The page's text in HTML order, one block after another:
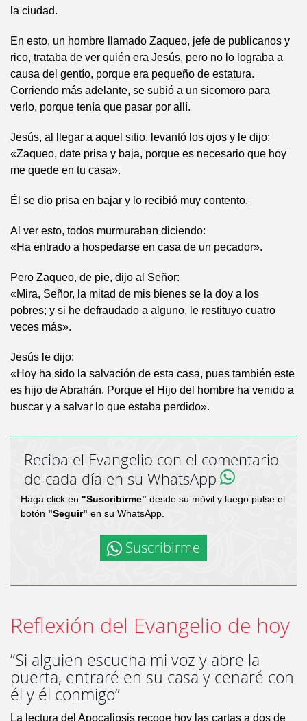
la ciudad.
En esto, un hombre llamado Zaqueo, jefe de publicanos y
rico, trataba de ver quién era Jesús, pero no lo lograba a
causa del gentío, porque era pequeño de estatura.
Corriendo más adelante, se subió a un sicomoro para
verlo, porque tenía que pasar por allí.
Jesús, al llegar a aquel sitio, levantó los ojos y le dijo:
«Zaqueo, date prisa y baja, porque es necesario que hoy
me quede en tu casa».
Él se dio prisa en bajar y lo recibió muy contento.
Al ver esto, todos murmuraban diciendo:
«Ha entrado a hospedarse en casa de un pecador».
Pero Zaqueo, de pie, dijo al Señor:
«Mira, Señor, la mitad de mis bienes se la doy a los
pobres; y si he defraudado a alguno, le restituyo cuatro
veces más».
Jesús le dijo:
«Hoy ha sido la salvación de esta casa, pues también este
es hijo de Abrahán. Porque el Hijo del hombre ha venido a
buscar y a salvar lo que estaba perdido».
Reciba el Evangelio con el comentario
de cada día en su WhatsApp
Haga click en "Suscribirme" desde su móvil y luego pulse el
botón "Seguir" en su WhatsApp.
Suscribirme
Reflexión del Evangelio de hoy
”Si alguien escucha mi voz y abre la
puerta, entraré en su casa y cenaré con
él y él conmigo”
La lectura del Apocalipsis recoge hoy las cartas a dos de